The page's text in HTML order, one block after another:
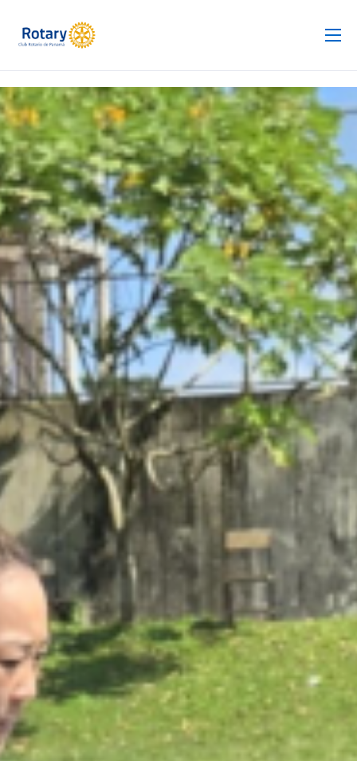
Revista
Proyectos
Noticias
Contacto
Silla de Ruedas